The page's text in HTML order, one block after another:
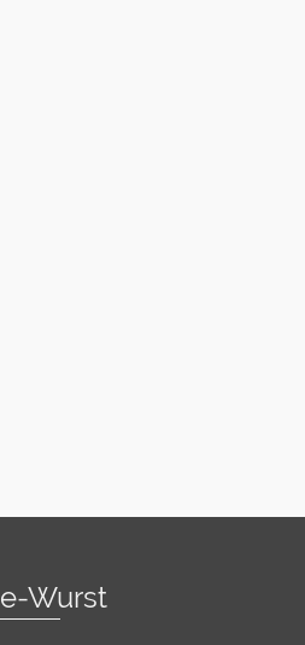
Wurst